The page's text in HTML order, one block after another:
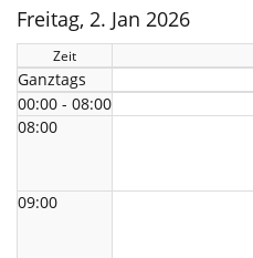
Freitag, 2. Jan 2026
Zeit
Ganztags
00:00 - 08:00
08:00
09:00